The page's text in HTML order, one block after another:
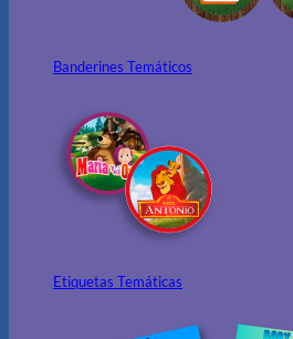
Banderines Temáticos
Etiquetas Temáticas